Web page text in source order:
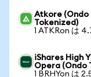
Atkore (Ondo
Tokenized)
1 ATKRon は
iShares High
Opera (Ondo
1 BRHYon は